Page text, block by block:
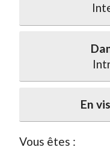
En
Vous êtes :